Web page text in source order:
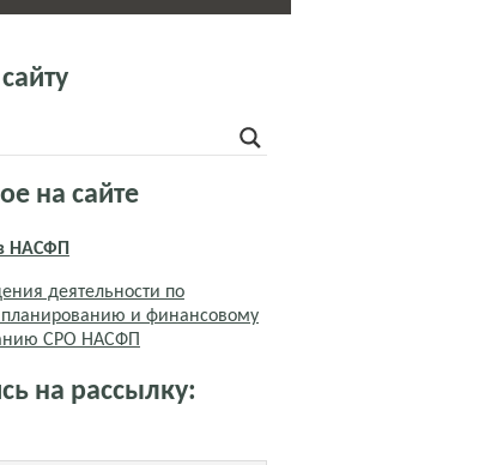
на сайте
НАСФП
деятельности по
и финансовому
СРО НАСФП
на рассылку: